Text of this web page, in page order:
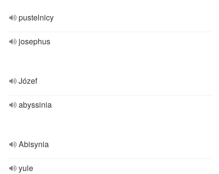
pustelnicy
josephus
Józef
abyssinia
Abisynia
yule